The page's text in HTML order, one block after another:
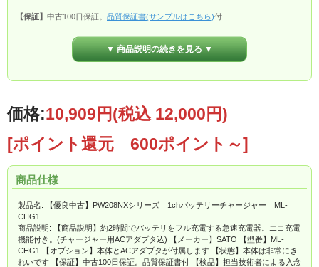
【保証】 中古100日保証。 品質保証書(サンプルはこちら)付
ンプルはこちら)付
▼ 商品説明の続きを見る ▼
価格:10,909円(税込 12,000円)
[ポイント還元 600ポイント～]
商品仕様
製品名: 【優良中古】PW208NXシリーズ 1chバッテリーチャージャー ML-
CHG1
商品説明: 【商品説明】約2時間でバッテリをフル充電する急速充電器。エコ充電
機能付き。(チャージャー用ACアダプタ込) 【メーカー】SATO 【型番】ML-
CHG1 【オプション】本体とACアダプタが付属します 【状態】本体は非常にき
れいです 【保証】中古100日保証。品質保証書付 【検品】担当技術者による入念